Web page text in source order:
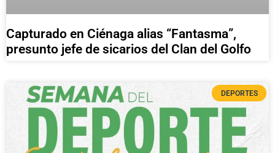
Capturado en Ciénaga alias “Fantasma”,
presunto jefe de sicarios del Clan del Golfo
DEPORTES